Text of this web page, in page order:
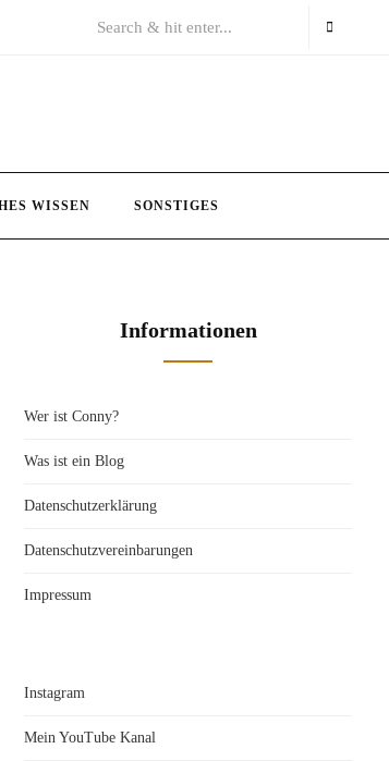
WISSEN SONSTIGES
Informationen
Wer ist Conny?
Was ist ein Blog
Datenschutzerklärung
Datenschutzvereinbarungen
Impressum
Instagram
Mein YouTube Kanal